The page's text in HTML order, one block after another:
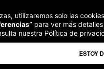
CIE: 2313
utilizaremos solo las
para ver más
nuestra Política de
ESTOY